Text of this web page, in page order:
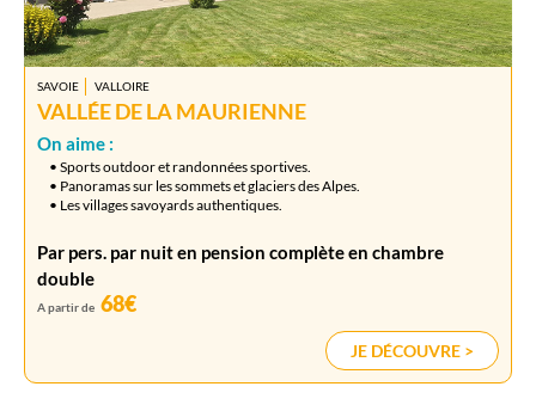
SAVOIE VALLOIRE
VALLÉE DE LA MAURIENNE
On aime :
• Sports outdoor et randonnées sportives.
• Panoramas sur les sommets et glaciers des Alpes.
• Les villages savoyards authentiques.
Par pers. par nuit en pension complète en chambre
double
A partir de 68€
JE DÉCOUVRE >